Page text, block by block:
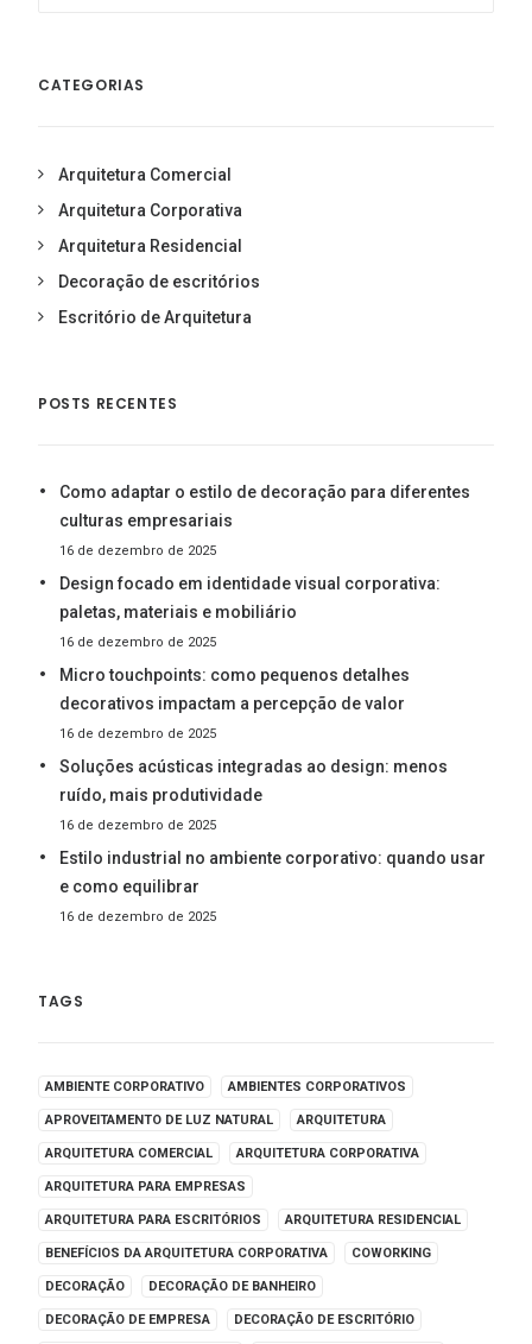
CATEGORIAS
Arquitetura Comercial
Arquitetura Corporativa
Arquitetura Residencial
Decoração de escritórios
Escritório de Arquitetura
POSTS RECENTES
Como adaptar o estilo de decoração para diferentes
culturas empresariais
16 de dezembro de 2025
Design focado em identidade visual corporativa:
paletas, materiais e mobiliário
16 de dezembro de 2025
Micro touchpoints: como pequenos detalhes
decorativos impactam a percepção de valor
16 de dezembro de 2025
Soluções acústicas integradas ao design: menos
ruído, mais produtividade
16 de dezembro de 2025
Estilo industrial no ambiente corporativo: quando usar
e como equilibrar
16 de dezembro de 2025
TAGS
AMBIENTE CORPORATIVO AMBIENTES CORPORATIVOS
APROVEITAMENTO DE LUZ NATURAL ARQUITETURA
ARQUITETURA COMERCIAL ARQUITETURA CORPORATIVA
ARQUITETURA PARA EMPRESAS
ARQUITETURA PARA ESCRITÓRIOS ARQUITETURA RESIDENCIAL
BENEFÍCIOS DA ARQUITETURA CORPORATIVA COWORKING
DECORAÇÃO DECORAÇÃO DE BANHEIRO
DECORAÇÃO DE EMPRESA DECORAÇÃO DE ESCRITÓRIO